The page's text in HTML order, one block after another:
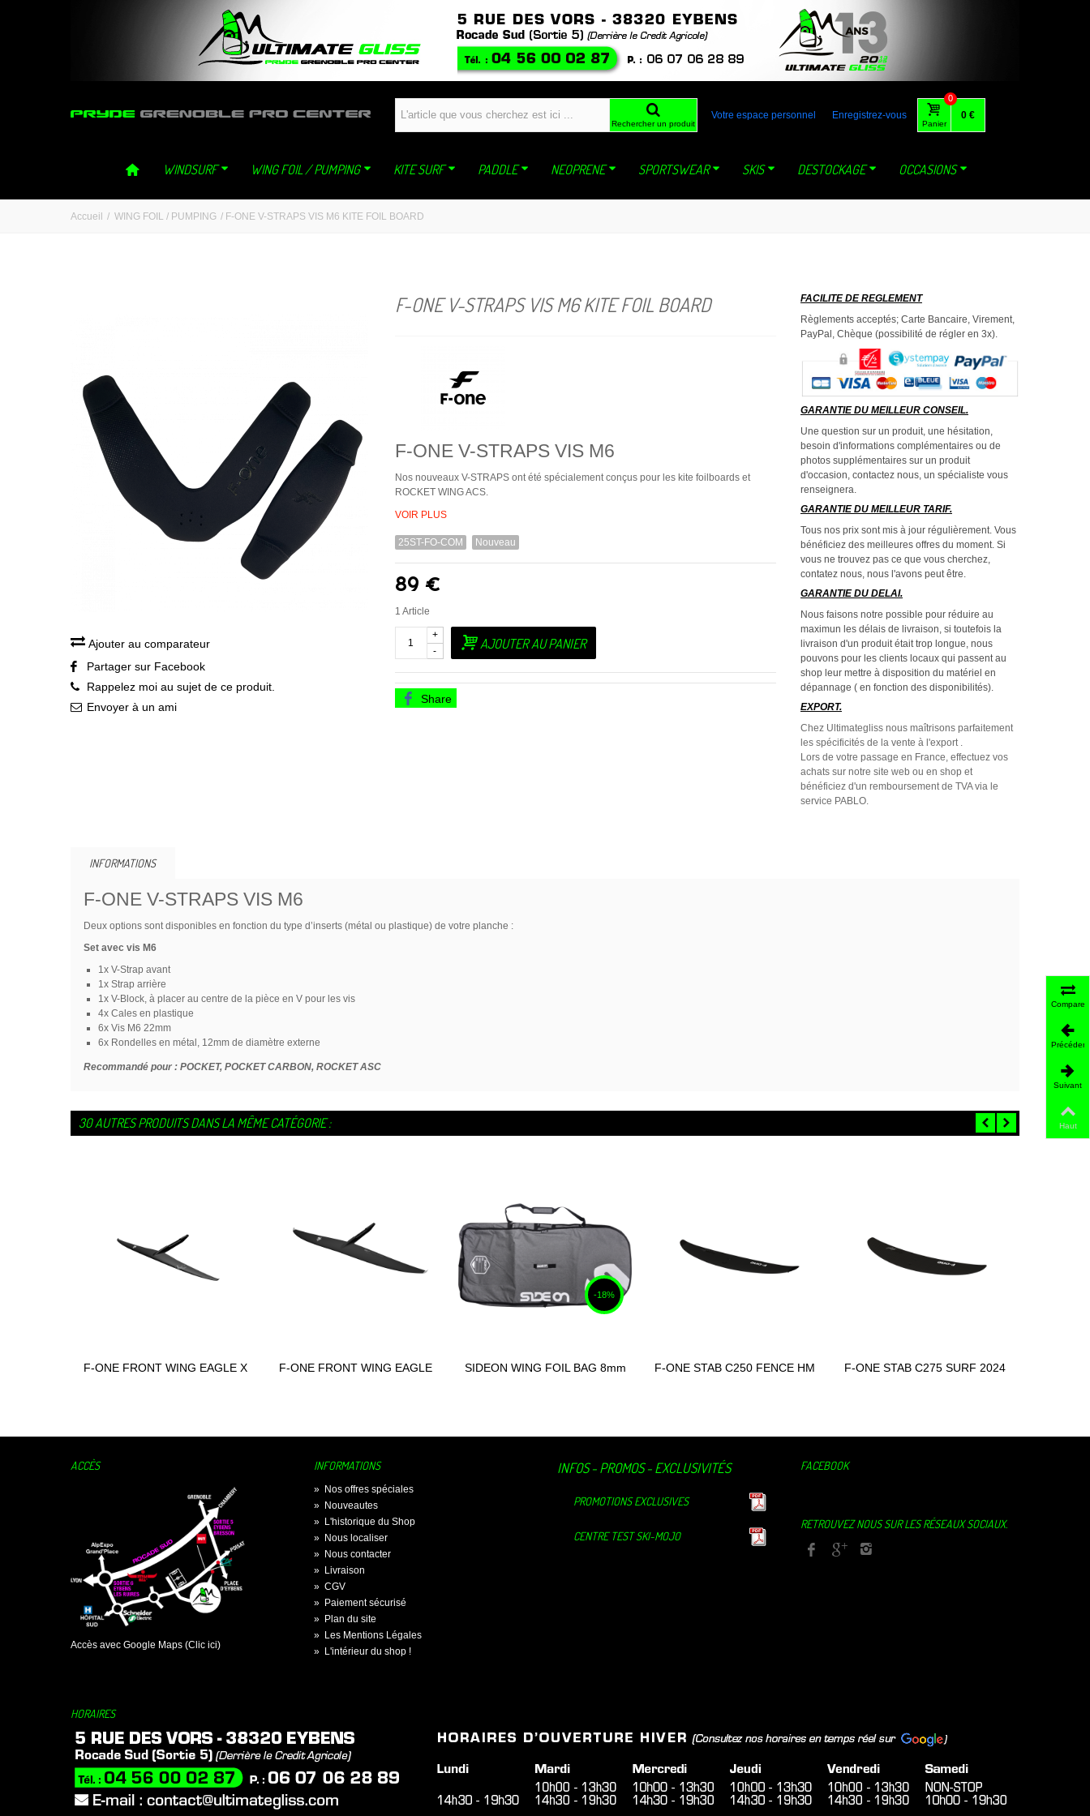
Rechercher un produit
Votre espace personnel Enregistrez-vous
Panier
0
0 €
WINDSURF WING FOIL / PUMPING KITE SURF PADDLE NEOPRENE SPORTSWEAR SKIS DESTOCKAGE OCCASIONS
Accueil / WING FOIL / PUMPING / F-ONE V-STRAPS VIS M6 KITE FOIL BOARD
Ajouter au comparateur
Partager sur Facebook
Rappelez moi au sujet de ce produit.
Envoyer à un ami
F-ONE V-STRAPS VIS M6 KITE FOIL BOARD
F-ONE V-STRAPS VIS M6
Nos nouveaux V-STRAPS ont été spécialement conçus pour les kite foilboards et
ROCKET WING ACS.
VOIR PLUS
25ST-FO-COM Nouveau
89 €
1 Article
-
+ AJOUTER AU PANIER
Share
FACILITE DE REGLEMENT
Règlements acceptés; Carte Bancaire, Virement,
PayPal, Chèque (possibilité de régler en 3x).
GARANTIE DU MEILLEUR CONSEIL.
Une question sur un produit, une hésitation,
besoin d'informations complémentaires ou de
photos supplémentaires sur un produit
d'occasion, contactez nous, un spécialiste vous
renseignera.
GARANTIE DU MEILLEUR TARIF.
Tous nos prix sont mis à jour régulièrement. Vous
bénéficiez des meilleures offres du moment. Si
vous ne trouvez pas ce que vous cherchez,
contatez nous, nous l'avons peut être.
GARANTIE DU DELAI.
Nous faisons notre possible pour réduire au
maximun les délais de livraison, si toutefois la
livraison d'un produit était trop longue, nous
pouvons pour les clients locaux qui passent au
shop leur mettre à disposition du matériel en
dépannage ( en fonction des disponibilités).
EXPORT.
Chez Ultimategliss nous maîtrisons parfaitement
les spécificités de la vente à l'export .
Lors de votre passage en France, effectuez vos
achats sur notre site web ou en shop et
bénéficiez d'un remboursement de TVA via le
service PABLO.
INFORMATIONS
F-ONE V-STRAPS VIS M6
Deux options sont disponibles en fonction du type d’inserts (métal ou plastique) de votre planche :
Set avec vis M6
1x V-Strap avant
1x Strap arrière
1x V-Block, à placer au centre de la pièce en V pour les vis
4x Cales en plastique
6x Vis M6 22mm
6x Rondelles en métal, 12mm de diamètre externe
Recommandé pour : POCKET, POCKET CARBON, ROCKET ASC
30 AUTRES PRODUITS DANS LA MÊME CATÉGORIE :
Ajouter au panier
F-ONE FRONT WING EAGLE X
Ajouter au panier
F-ONE FRONT WING EAGLE
-18%
Ajouter au panier
SIDEON WING FOIL BAG 8mm Ajouter au panier
F-ONE STAB C250 FENCE HM
Ajouter au panier
F-ONE STAB C275 SURF 2024
ACCÈS
Accès avec Google Maps (Clic ici)
INFORMATIONS
» Nos offres spéciales
» Nouveautes
» L'historique du Shop
» Nous localiser
» Nous contacter
» Livraison
» CGV
» Paiement sécurisé
» Plan du site
» Les Mentions Légales
» L'intérieur du shop !
INFOS - PROMOS - EXCLUSIVITÉS
PROMOTIONS EXCLUSIVES
CENTRE TEST SKI-MOJO
FACEBOOK
RETROUVEZ NOUS SUR LES RÉSEAUX SOCIAUX.
HORAIRES
Comparer
Précédent
Suivant
Haut